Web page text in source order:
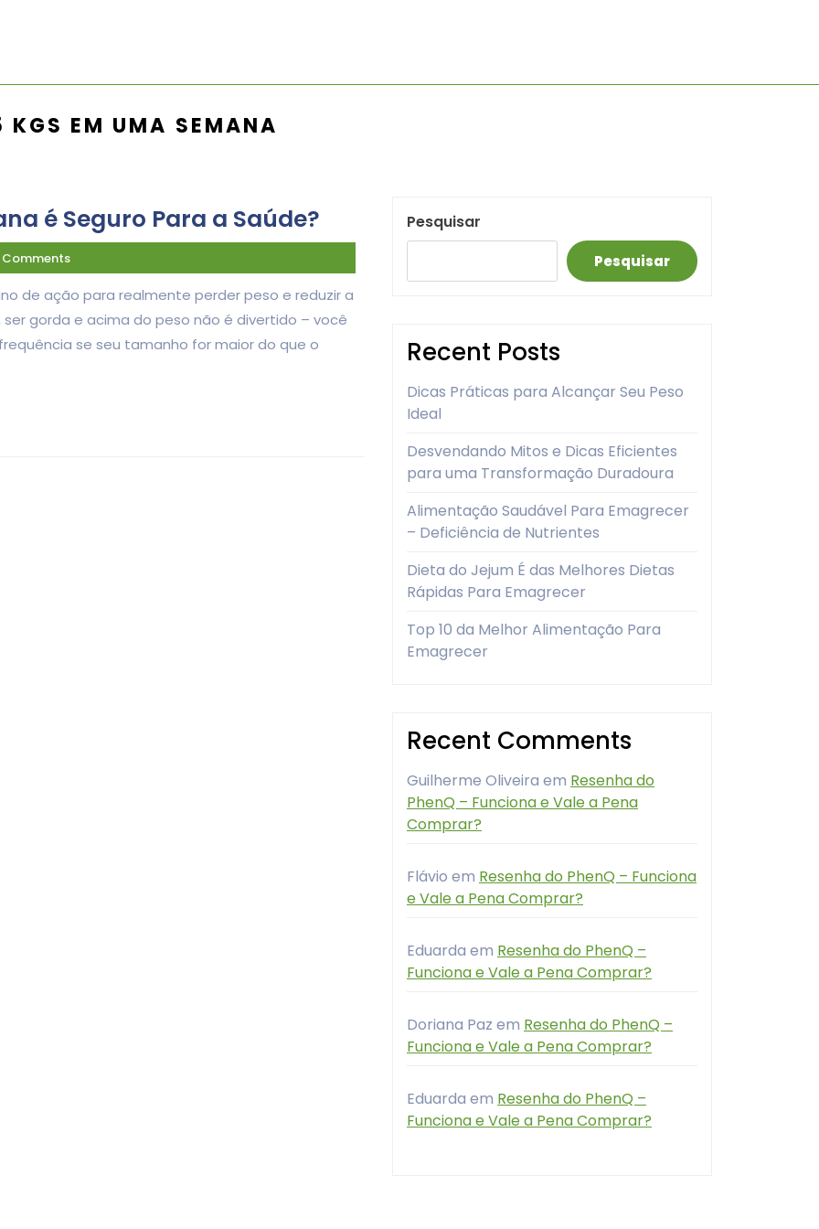
KGS EM UMA SEMANA
é Seguro Para a Saúde?
de ação para realmente perder peso e reduzir a
gorda e acima do peso não é divertido – você
se seu tamanho for maior do que o
Pesquisar
Pesquisar
Recent Posts
Dicas Práticas para Alcançar Seu Peso
Ideal
Desvendando Mitos e Dicas Eficientes
para uma Transformação Duradoura
Alimentação Saudável Para Emagrecer
– Deficiência de Nutrientes
Dieta do Jejum É das Melhores Dietas
Rápidas Para Emagrecer
Top 10 da Melhor Alimentação Para
Emagrecer
Recent Comments
Guilherme Oliveira em Resenha do
PhenQ – Funciona e Vale a Pena
Comprar?
Flávio em Resenha do PhenQ – Funciona
e Vale a Pena Comprar?
Eduarda em Resenha do PhenQ –
Funciona e Vale a Pena Comprar?
Doriana Paz em Resenha do PhenQ –
Funciona e Vale a Pena Comprar?
Eduarda em Resenha do PhenQ –
Funciona e Vale a Pena Comprar?